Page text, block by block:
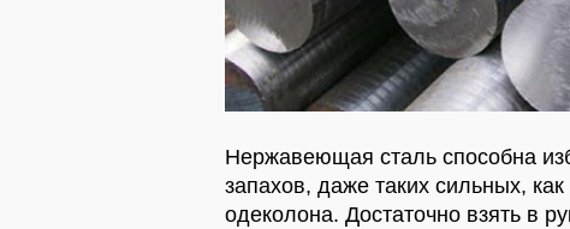
Нержавеющая сталь способна
запахов, даже таких сильных,
одеколона. Достаточно взять в